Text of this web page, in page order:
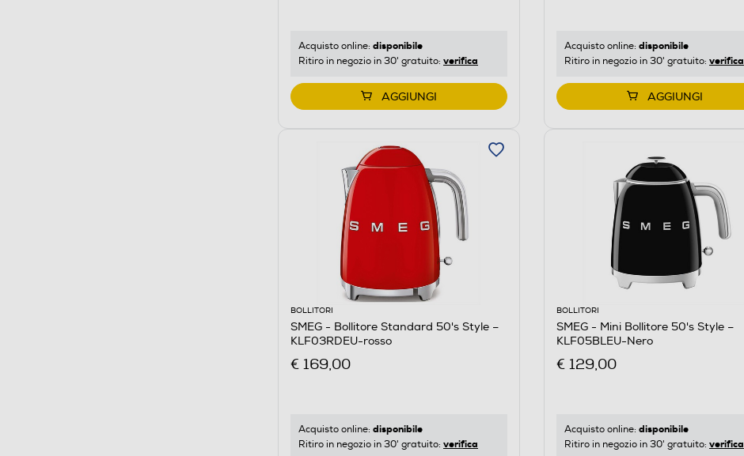
Acquisto online: disponibile
Ritiro in negozio in 30' gratuito: verifica
AGGIUNGI
Acquisto online: disponibile
Ritiro in negozio in 30' gratuito: verifica
AGGIUNGI
BOLLITORI
SMEG - Bollitore Standard 50's Style –
KLF03RDEU-rosso
€ 169,00
Acquisto online: disponibile
Ritiro in negozio in 30' gratuito: verifica
BOLLITORI
SMEG - Mini Bollitore 50's Style –
KLF05BLEU-Nero
€ 129,00
Acquisto online: disponibile
Ritiro in negozio in 30' gratuito: verifica